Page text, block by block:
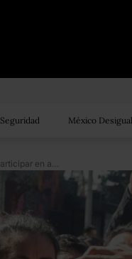
Seguridad México Desigual
Hay 40 sospechosos de participar en ataque contra familia LeBarón: FGR